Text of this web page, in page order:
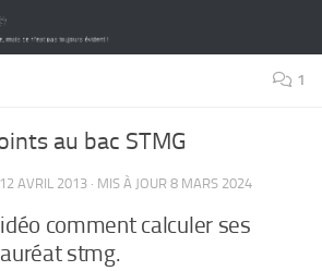
1
au bac STMG
12 AVRIL 2013 · MIS À JOUR 8 MARS 2024
comment calculer ses
stmg.